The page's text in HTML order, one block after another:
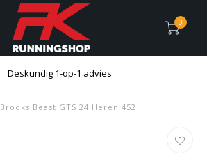
0
Deskundig 1-op-1 advies
Brooks Beast GTS 24 Heren 452